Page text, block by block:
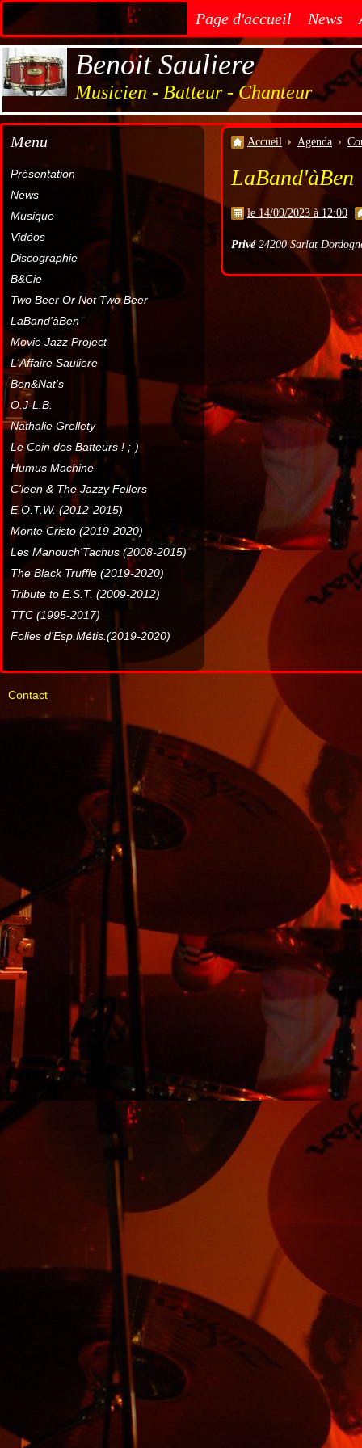
Page d'accueil News
Benoit Sauliere
Musicien - Batteur - Chanteur
Menu
Présentation
News
Musique
Vidéos
Discographie
B&Cie
Two Beer Or Not Two Beer
LaBand'àBen
Movie Jazz Project
L'Affaire Sauliere
Ben&Nat's
O.J-L.B.
Nathalie Grellety
Le Coin des Batteurs ! ;-)
Humus Machine
C'leen & The Jazzy Fellers
E.O.T.W. (2012-2015)
Monte Cristo (2019-2020)
Les Manouch'Tachus (2008-2015)
The Black Truffle (2019-2020)
Tribute to E.S.T. (2009-2012)
TTC (1995-2017)
Folies d'Esp.Métis.(2019-2020)
Accueil Agenda
LaBand'àBen
le 14/09/2023 à 12:00
Privé24200 Sarlat
Contact